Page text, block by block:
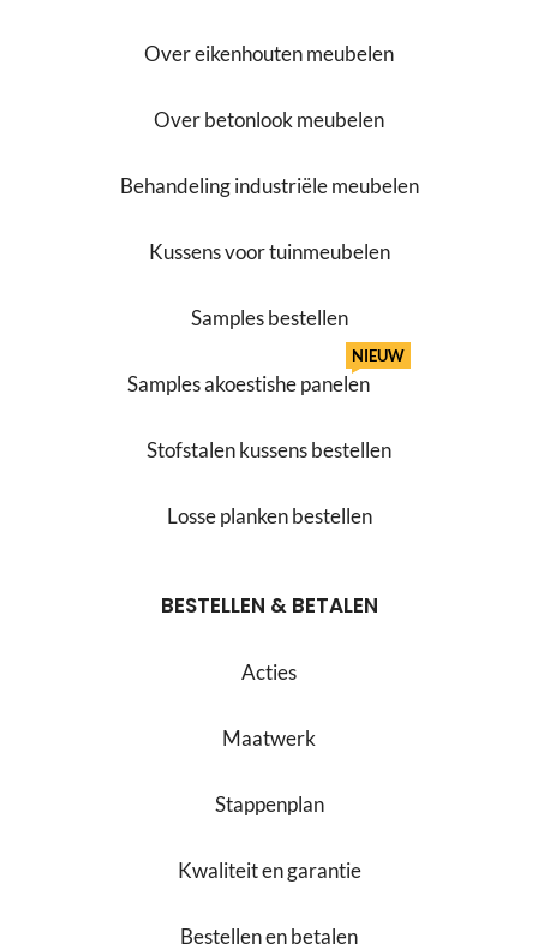
Over eikenhouten meubelen
Over betonlook meubelen
Behandeling industriële meubelen
Kussens voor tuinmeubelen
Samples bestellen
Samples akoestishe panelen
NIEUW
Stofstalen kussens bestellen
Losse planken bestellen
BESTELLEN & BETALEN
Acties
Maatwerk
Stappenplan
Kwaliteit en garantie
Bestellen en betalen